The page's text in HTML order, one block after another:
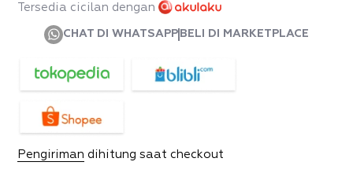
Tersedia cicilan dengan
CHAT DI WHATSAPP BELI DI MARKETPLACE
Pengiriman dihitung saat checkout